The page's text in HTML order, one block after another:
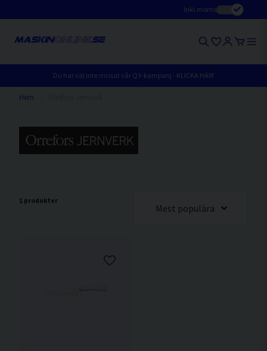
Inkl.moms
Du har väl inte missat vår Q3-kampanj - KLICKA HÄR!
Hem
1 produkter
Mest populära